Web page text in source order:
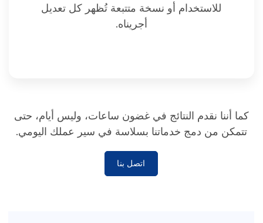
للاستخدام أو نسخة متتبعة تُظهر كل تعديل
أجريناه.
كما أننا نقدم النتائج في غضون ساعات، وليس أيام، حتى
تتمكن من دمج خدماتنا بسلاسة في سير عملك اليومي.
اتصل بنا